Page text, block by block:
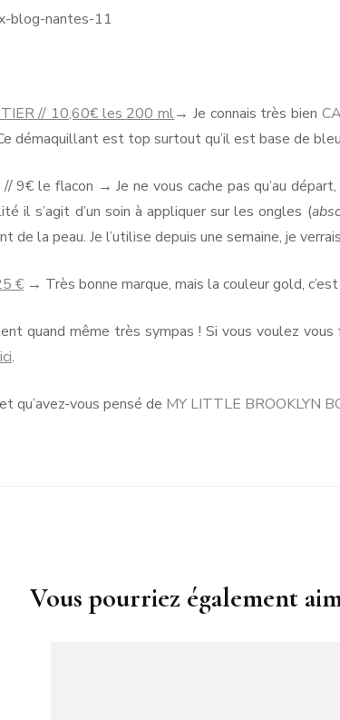
// 10,60€ les 200 ml→ Je connais très bien
démaquillant est top surtout qu’il est base de
le flacon → Je ne vous cache pas qu’au
il s’agit d’un soin à appliquer sur les ongles (
la peau. Je l’utilise depuis une semaine, je
€ → Très bonne marque, mais la couleur gold,
quand même très sympas ! Si vous voulez
ici.
qu’avez-vous pensé de MY LITTLE BROOKLYN
Vous pourriez également